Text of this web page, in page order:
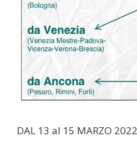
DAL 13 al 15 MARZO